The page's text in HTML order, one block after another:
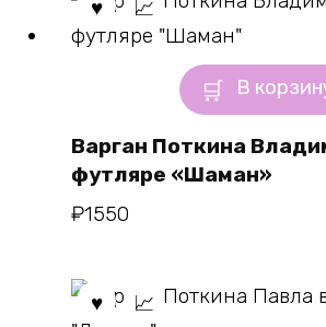
В
Варган Поткина
футляре «Шаман»
₽1550